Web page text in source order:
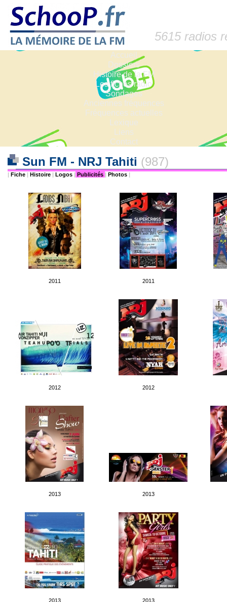
5615 radios
Accueil
Dossiers
Histoire de la FM
Les fiches radio
Sondages
Anciennes fréquences
Fréquences actuelles
Lexique
Liens
Contact
Sun FM - NRJ Tahiti (987)
| Fiche | Histoire | Logos | Publicités | Photos |
2011 2011
2012 2012
2013 2013
2013 2013